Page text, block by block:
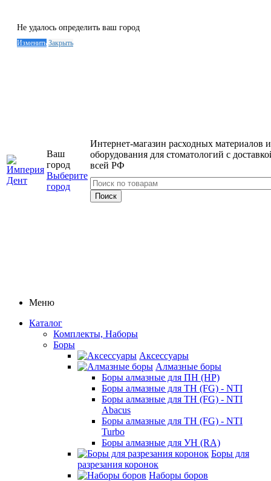
Не удалось определить ваш город
Изменить Закрыть
Ваш
город
Выберите
город
Интернет-магазин расходных материалов и
оборудования для стоматологий с
всей РФ
Меню
Каталог
Комплекты, Наборы
Боры
Аксессуары
Алмазные боры
Боры алмазные для ПН (HP)
Боры алмазные для ТН (FG) - NTI
Боры алмазные для ТН (FG) - NTI
Abacus
Боры алмазные для ТН (FG) - NTI
Turbo
Боры алмазные для УН (RA)
Боры для
разрезания коронок
Наборы боров